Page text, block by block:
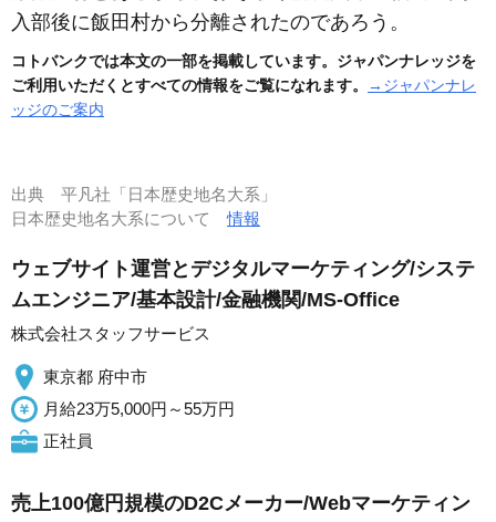
入部後に飯田村から分離されたのであろう。
コトバンクでは本文の一部を掲載しています。ジャパンナレッジを
ご利用いただくとすべての情報をご覧になれます。
→ジャパンナレ
ッジのご案内
出典 平凡社「日本歴史地名大系」
日本歴史地名大系について情報
ウェブサイト運営とデジタルマーケティング/システ
ムエンジニア/基本設計/金融機関/MS-Office
株式会社スタッフサービス
東京都 府中市
月給23万5,000円～55万円
正社員
売上100億円規模のD2Cメーカー/Webマーケティン